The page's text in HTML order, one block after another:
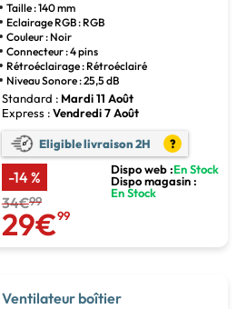
Taille : 140 mm
Eclairage RGB : RGB
Couleur : Noir
Connecteur : 4 pins
Rétroéclairage : Rétroéclairé
Niveau Sonore : 25,5 dB
Standard : Mardi 11 Août
Express :Vendredi 7 Août
Eligible livraison 2H ?
-14 %
34€99
29€99
Dispo web :En Stock
Dispo magasin :
En Stock
Ventilateur boîtier